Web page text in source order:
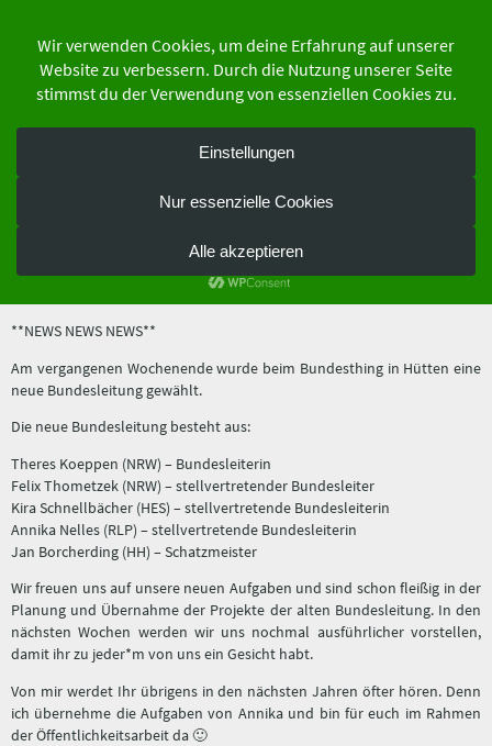
springen
der Schutzgemeinschaft Deutscher Wald
Bundesverband e.V.
Neue Bundesleitung
**NEWS NEWS NEWS**
Am vergangenen Wochenende wurde beim Bundesthing in Hütten eine
neue Bundesleitung gewählt.
Die neue Bundesleitung besteht aus:
Theres Koeppen (NRW) – Bundesleiterin
Felix Thometzek (NRW) – stellvertretender Bundesleiter
Kira Schnellbächer (HES) – stellvertretende Bundesleiterin
Annika Nelles (RLP) – stellvertretende Bundesleiterin
Jan Borcherding (HH) – Schatzmeister
Wir freuen uns auf unsere neuen Aufgaben und sind schon fleißig in der
Planung und Übernahme der Projekte der alten Bundesleitung. In den
nächsten Wochen werden wir uns nochmal ausführlicher vorstellen,
damit ihr zu jeder*m von uns ein Gesicht habt.
Von mir werdet Ihr übrigens in den nächsten Jahren öfter hören. Denn
ich übernehme die Aufgaben von Annika und bin für euch im Rahmen
der Öffentlichkeitsarbeit da 🙂